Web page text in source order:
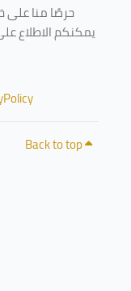
حرصًا منا على
يمكنكم الاطلاع
Back to top